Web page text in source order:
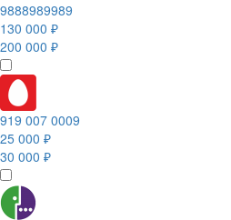
9888989989
130 000 ₽
200 000 ₽
919 007 0009
25 000 ₽
30 000 ₽